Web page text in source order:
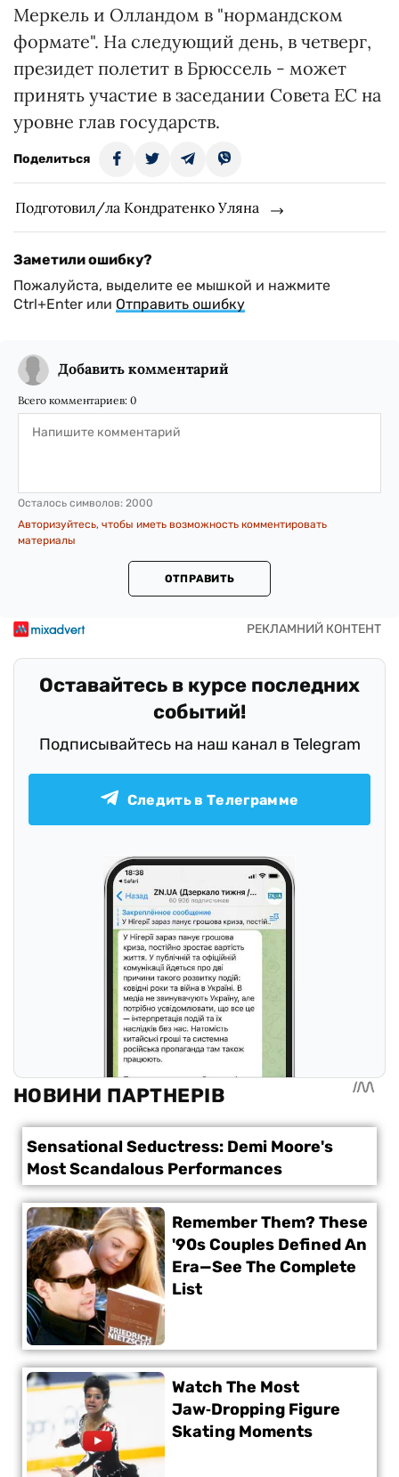
Меркель и Олландом в "нормандском
формате". На следующий день, в четверг,
президет полетит в Брюссель - может
принять участие в заседании Совета ЕС на
уровне глав государств.
Поделиться
Подготовил/ла Кондратенко Уляна
Заметили ошибку?
Пожалуйста, выделите ее мышкой и нажмите
Ctrl+Enter или Отправить ошибку
Добавить комментарий
Всего комментариев: 0
Осталось символов: 2000
Авторизуйтесь, чтобы иметь возможность комментировать
материалы
ОТПРАВИТЬ
Оставайтесь в курсе последних
событий!
Подписывайтесь на наш канал в Telegram
Следить в Телеграмме